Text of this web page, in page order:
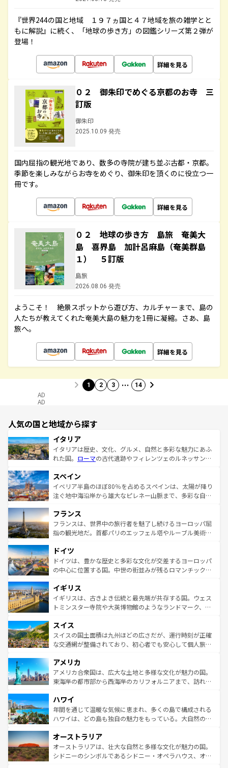
『世界244の国と地域 １９７ヵ国と４７地域を旅の雑学とと
もに解説』に続く、「地球の歩き方」の図鑑シリーズ第２弾が
登場！
詳細を見る
０２ 御朱印でめぐる京都のお寺 三
訂版
御朱印
2025.10.09 発売
国内屈指の観光地であり、数多の寺院が建ち並ぶ古都・京都。
季節を楽しみながらお寺をめぐり、御朱印を頂くのに役立つ一
冊です。
詳細を見る
０２ 地球の歩き方 島旅 奄美大
島 喜界島 加計呂麻島（奄美群島
１） ５訂版
島旅
2026.08.06 発売
ようこそ！ 絶景スポットから遊び方、カルチャーまで、島の
人たちが教えてくれた奄美大島の魅力を1冊に凝縮。さあ、島
旅へ。
詳細を見る
1 2 3 … 14
AD
AD
人気の国と地域から探す
イタリア
イタリアは歴史、文化、グルメ、自然と多彩な魅力にあふ
れた国。 ローマの古代遺跡やフィレンツェのルネッサンス
ろん、トスカーナの美しい田園風景やアマルフィ海岸の絶
景など、自然景観も見逃せない。観光の合間には、本場の
ピザやパスタなど、絶品のイタリア料理を堪能することも
ませてくれるイタリアで、忘れられない旅をしてみよう！
なお、新着のイタリア情報はコンテンツ一覧 を参照してほ
しい。
スペイン
イベリア半島のほぼ80％を占めるスペインは、太陽が降り
注ぐ地中海沿岸から雄大なピレネー山脈まで、多彩な自然
文化が根付くこの国では、情熱的なフラメンコ、熱気あふ
れる闘牛、そして美味しいタパスが生活の一部となってい
る。首都マドリードの洗練された雰囲気や、バルセロナの
の城塞都市、穏やかなビーチリゾートまで多彩な表情を見
せる。地方によって風土や気候が異なるスペインはその個
性で訪れる人を魅了する。 なお、新着のスペイン情報はコ
フランス
フランスは、世界中の旅行者を魅了し続けるヨーロッパ屈
指の観光地だ。首都パリのエッフェル塔やルーブル美術館
で、幅広い魅力が詰まっている。華麗な宮殿、歴史的な大
聖堂、美しいビーチ、そして豊かな自然が、訪れる者を心
から魅了する。また、フランスは美食の国としても知ら
いる。シャンパンの発祥地であるランス、プロヴァンスの
香り高いラベンダー畑など、多彩な楽しみ方が可能だ。さ
らに、パリ以外の地域にも魅力が溢れており、どの街角に
れる地方に足を運ぶとそれぞれで全く異なる文化を体験で
きるだろう。 なお、新着のフランス情報はコンテンツ一覧
を参照してほしい。
ドイツ
ドイツは、豊かな歴史と多彩な文化が交差するヨーロッパ
の中心に位置する国。中世の街並みが残るロマンチック街
顔を持つこの国は、どこを歩いても飽きることがない。ベ
ルリンの文化的活気、バイエルン州のアルプスの絶景、そ
してライン川沿いのワイン畑といった風景は必見。ビール
は、お酒好きな人にはぜひ体験してほしい。 なお、新着の
ドイツ情報はコンテンツ一覧を参照してほしい。
イギリス
イギリスは、古きよき伝統と最先端が共存する国。ウェス
トミンスター寺院や大英博物館のようなランドマーク、歴
リアごとに異なる魅力がある。また、優雅なアフタヌーン
ティー、ビール好きにはたまらない英国パブ、サッカー観
戦など、本場だからこそできる体験も豊富。イギリスを旅
ンツ一覧を参照してほしい。
スイス
スイスの国土面積は九州ほどの広さだが、運行時刻が正確
な交通網が整備されており、初心者でも安心して個人旅行
の建物がそのまま残る町や、スイスならではのユニークな
博物館もあり、アルプス観光だけでなく町歩きも満喫する
ことができる。国民の所得が高いため物価も高いが、旅行
ば市内交通費無料で観光を楽しむこともできる。 なお、新
着のスイス情報はコンテンツ一覧 を参照してほしい。
アメリカ
アメリカ合衆国は、広大な土地と多様な文化が魅力の国。
東海岸の都市部から西海岸のカリフォルニアまで、訪れる
のような巨大都市は、観光、ショッピング、エンターテイ
ンメントが詰まった刺激的なスポットだ。一方、アメリカ
西部には大自然が広がり、グランドキャニオンやイエロー
部のニューオーリンズでは、音楽と美食が融合した独特の
文化が魅力。旅行者はアメリカの各地域で異なる魅力を楽
しみながら、その多様性と豊かな歴史を感じることができ
ハワイ
年間を通じて温暖な気候に恵まれ、多くの島で構成される
ハワイは、どの島も独自の魅力をもっている。大自然の神
ワイ島は見逃せない。また、定番の観光地といえばオアフ
島だが、静かな自然を求めるならマウイ島やカウアイ島が
おすすめ。エメラルドグリーンに輝く海をはじめ、豊かな
オーストラリア
オーストラリアは、壮大な自然と多様な文化が魅力の国。
シドニーのシンボルであるシドニー・オペラハウス、オー